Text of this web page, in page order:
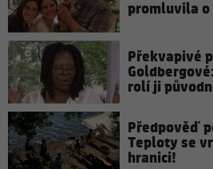
promluvila o
Překvapivé
rolí ji
Předpověď
Teploty se
hranici!